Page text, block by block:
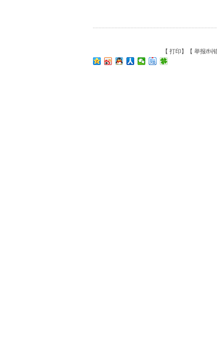
【 打印 】【 举报/纠